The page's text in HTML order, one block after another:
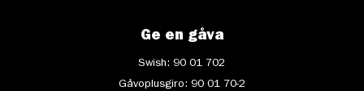
Ge en gåva
Swish: 90 01 702
Gåvoplusgiro: 90 01 70-2